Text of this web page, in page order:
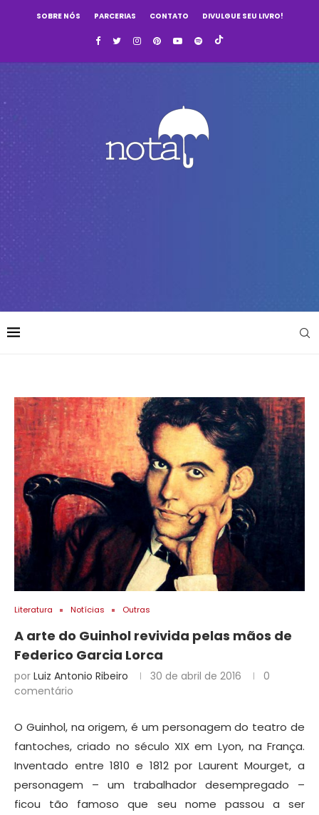
SOBRE NÓS PARCERIAS CONTATO DIVULGUE SEU LIVRO!
Literatura Notícias Outras
A arte do Guinhol revivida pelas mãos de
Federico Garcia Lorca
por Luiz Antonio Ribeiro 30 de abril de 2016
0
comentário
O Guinhol, na origem, é um personagem do teatro de
fantoches, criado no século XIX em Lyon, na França.
Inventado entre 1810 e 1812 por Laurent Mourget, a
personagem – um trabalhador desempregado –
ficou tão famoso que seu nome passou a ser